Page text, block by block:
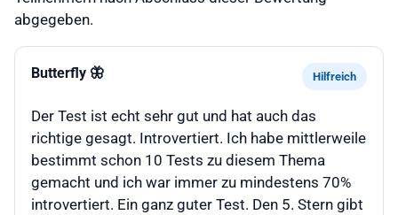
abgegeben.
Butterfly 🦋 Hilfreich
Der Test ist echt sehr gut und hat auch das
richtige gesagt. Introvertiert. Ich habe mittlerweile
bestimmt schon 10 Tests zu diesem Thema
gemacht und ich war immer zu mindestens 70%
introvertiert. Ein ganz guter Test. Den 5. Stern gibt